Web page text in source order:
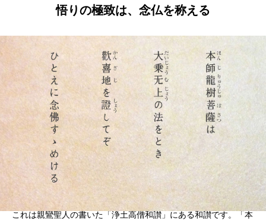
悟りの極致は、念仏を称える
これは親鸞聖人の書いた「浄土高僧和讃」にある和讃です。「本